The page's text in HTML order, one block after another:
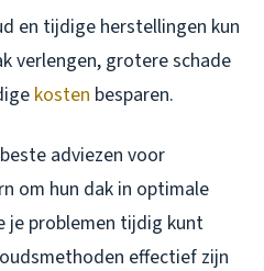
en tijdige herstellingen kun
verlengen, grotere schade
kosten besparen.
adviezen voor
om hun dak in optimale
je problemen tijdig kunt
effectief zijn